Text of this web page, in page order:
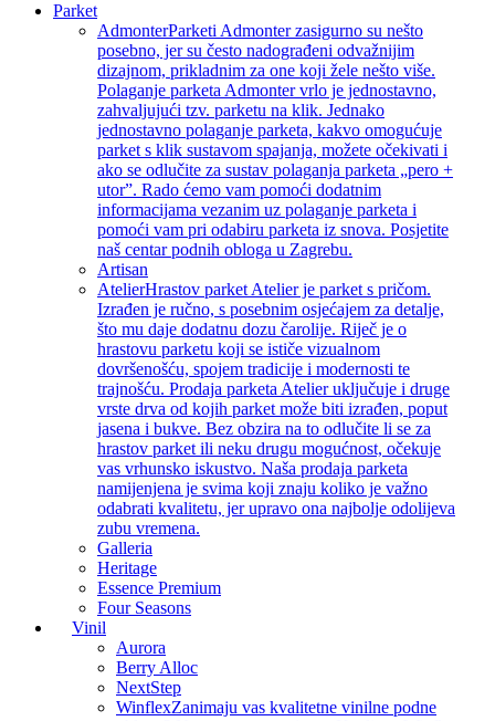
Parket
AdmonterParketi Admonter zasigurno su nešto
posebno, jer su često nadograđeni odvažnijim
dizajnom, prikladnim za one koji žele nešto više.
Polaganje parketa Admonter vrlo je jednostavno,
zahvaljujući tzv. parketu na klik. Jednako
jednostavno polaganje parketa, kakvo omogućuje
parket s klik sustavom spajanja, možete očekivati i
ako se odlučite za sustav polaganja parketa „pero +
utor”. Rado ćemo vam pomoći dodatnim
informacijama vezanim uz polaganje parketa i
pomoći vam pri odabiru parketa iz snova. Posjetite
naš centar podnih obloga u Zagrebu.
Artisan
AtelierHrastov parket Atelier je parket s pričom.
Izrađen je ručno, s posebnim osjećajem za detalje,
što mu daje dodatnu dozu čarolije. Riječ je o
hrastovu parketu koji se ističe vizualnom
dovršenošću, spojem tradicije i modernosti te
trajnošću. Prodaja parketa Atelier uključuje i druge
vrste drva od kojih parket može biti izrađen, poput
jasena i bukve. Bez obzira na to odlučite li se za
hrastov parket ili neku drugu mogućnost, očekuje
vas vrhunsko iskustvo. Naša prodaja parketa
namijenjena je svima koji znaju koliko je važno
odabrati kvalitetu, jer upravo ona najbolje odolijeva
zubu vremena.
Galleria
Heritage
Essence Premium
Four Seasons
Vinil
Aurora
Berry Alloc
NextStep
WinflexZanimaju vas kvalitetne vinilne podne